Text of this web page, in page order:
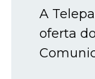
A
oferta